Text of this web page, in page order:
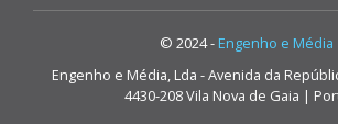
© 2024 - Engenho e Média
Engenho e Média, Lda - Avenida da
4430-208 Vila Nova de Gaia |